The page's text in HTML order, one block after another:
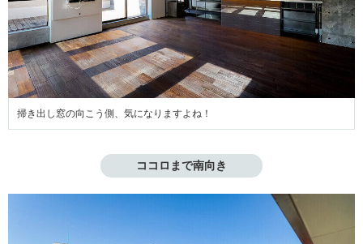
掃き出し窓の向こう側、気になりますよね！
ココロまで南向き